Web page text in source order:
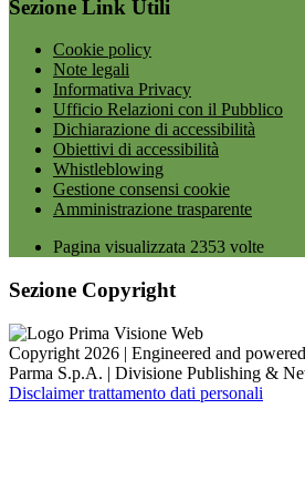
Sezione Link Utili
Cookie policy
Note legali
Informativa Privacy
Ufficio Relazioni con il Pubblico
Dichiarazione di accessibilità
Obiettivi di accessibilità
Whistleblowing
Gestione consensi cookie
Amministrazione trasparente
Pagina visualizzata 2353 volte
Sezione Copyright
Copyright 2026 | Engineered and
Parma S.p.A. | Divisione Publishing &
Disclaimer trattamento dati personali